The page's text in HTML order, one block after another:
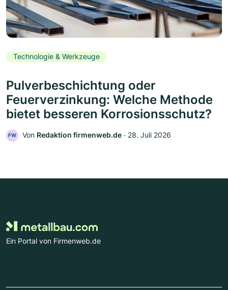
Technologie & Werkzeuge
Pulverbeschichtung oder
Feuerverzinkung: Welche Methode
bietet besseren Korrosionsschutz?
FW Von Redaktion firmenweb.de ‧ 28. Juli 2026
Ein Portal von Firmenweb.de